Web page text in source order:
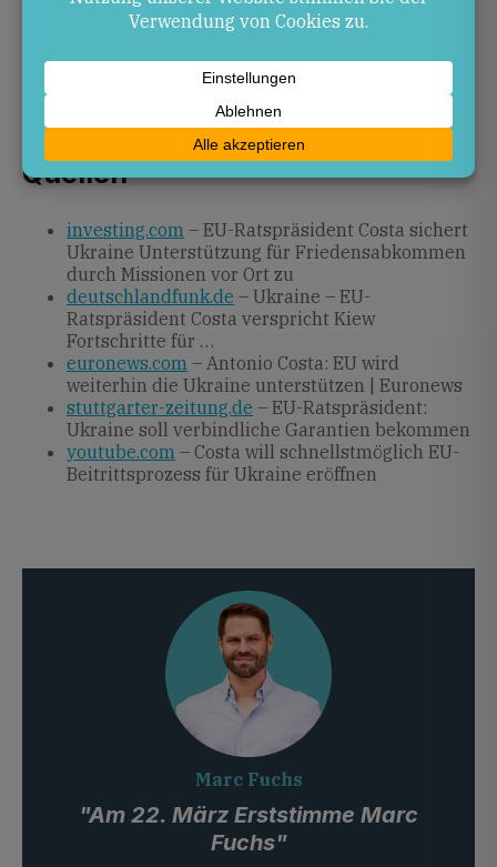
In den kommenden Monaten werden die
Garantien verhandelt und konkrete Schritte für den
Beitrittsprozess festgelegt. Die EU-Mitgliedstaaten
und die Ukraine bleiben dabei in engem Dialog.
Quellen
investing.com – EU-Ratspräsident Costa sichert
Ukraine Unterstützung für Friedensabkommen
durch Missionen vor Ort zu
deutschlandfunk.de – Ukraine – EU-
Ratspräsident Costa verspricht Kiew
Fortschritte für …
euronews.com – Antonio Costa: EU wird
weiterhin die Ukraine unterstützen | Euronews
stuttgarter-zeitung.de – EU-Ratspräsident:
Ukraine soll verbindliche Garantien bekommen
youtube.com – Costa will schnellstmöglich EU-
Beitrittsprozess für Ukraine eröffnen
Marc Fuchs
"Am 22. März Erststimme Marc
Fuchs"